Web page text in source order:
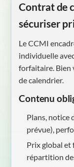
Contrat de
sécuriser
Le CCMI
individuelle
forfaitaire. Bien
de calendrier.
Contenu
Plans, notice
prévue),
Prix global et
répartition